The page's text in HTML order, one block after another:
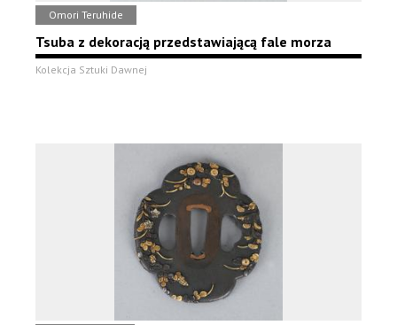
Omori Teruhide
Tsuba z dekoracją przedstawiającą fale morza
Kolekcja Sztuki Dawnej